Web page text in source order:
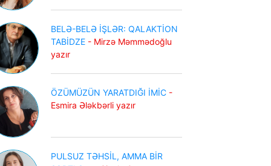
BELƏ-BELƏ İŞLƏR: QALAKTİON
TABİDZE - Mirzə Məmmədoğlu
yazır
ÖZÜMÜZÜN YARATDIĞI İMİC -
Esmira Ələkbərli yazır
PULSUZ TƏHSİL, AMMA BİR